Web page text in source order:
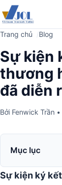
Trang chủ Blog
Sự kiện
thương
đã diễn
Bởi Fenwick Trần •
Mục lục
Sự kiện ký